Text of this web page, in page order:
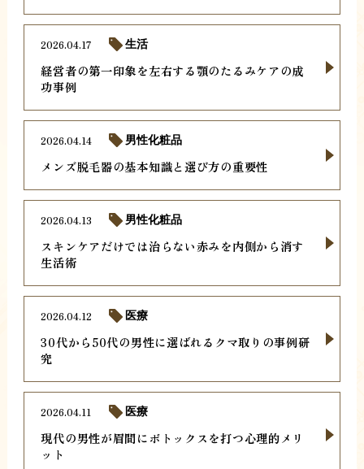
経営者の第一印象を左右する顎のたるみケアの成
功事例
2026.04.17 生活
メンズ脱毛器の基本知識と選び方の重要性
2026.04.14 男性化粧品
スキンケアだけでは治らない赤みを内側から消す
生活術
2026.04.13 男性化粧品
30代から50代の男性に選ばれるクマ取りの事例研
究
2026.04.12 医療
現代の男性が眉間にボトックスを打つ心理的メリ
ット
2026.04.11 医療